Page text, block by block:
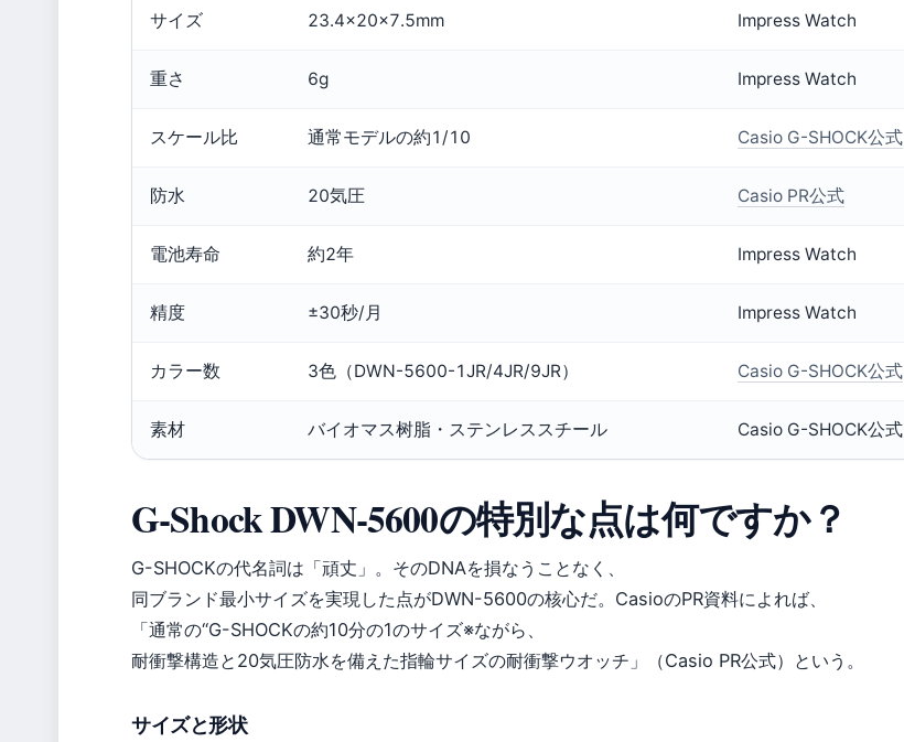
サイズ 23.4×20×7.5mm Impress Watch
重さ 6g Impress Watch
スケール比 通常モデルの約1/10 Casio G-SHOCK公式
防水 20気圧 Casio PR公式
電池寿命 約2年 Impress Watch
精度 ±30秒/月 Impress Watch
カラー数 3色（DWN-5600-1JR/4JR/9JR） Casio G-SHOCK公式
素材 バイオマス树脂・ステンレススチール Casio G-SHOCK公式
G-Shock DWN-5600の特別な点は何ですか？
G-SHOCKの代名詞は「頑丈」。そのDNAを損なうことなく、
同ブランド最小サイズを実現した点がDWN-5600の核心だ。CasioのPR資料によれば、
「通常の“G-SHOCKの約10分の1のサイズ※ながら、
耐衝撃構造と20気圧防水を備えた指輪サイズの耐衝撃ウオッチ」（Casio PR公式）という。
サイズと形状